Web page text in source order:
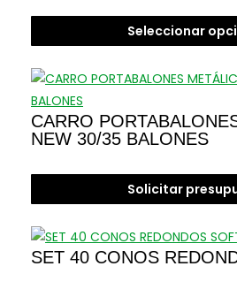
Seleccionar
producto
tiene
múltiples
variantes.
pueden
elegir
CARRO
NEW 30/35 BALONES
Solicitar
SET 40 CONOS